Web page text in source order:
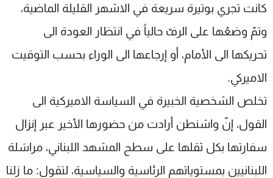
كانت تجري بوتيرة سريعة في الاشهر القليلة الماضية،
وتمّ وضعُها على الرفّ حالياً في انتظار العودة الى
تحريكها الى الأمام، أو إرجاعها الى الوراء بحسب التوقيت
الاميركي.
تخلص الشخصية الخبيرة في السياسة الاميركية الى
القول، إنّ واشنطن أرادت من حضورها الأخير عبر إنزال
سفارتها بكل ثقلها على سطح المشهد اللبناني، مراسَلة
اللبنانيين بمستوياتهم الرئاسية والسياسية، لتقول: ما زلنا